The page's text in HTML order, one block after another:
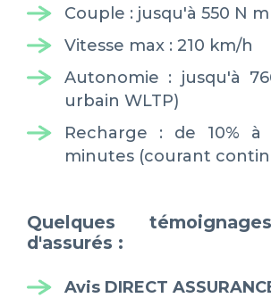
Couple : jusqu'à 550 N m
Vitesse max : 210 km/h
Autonomie : jusqu'à
urbain WLTP)
Recharge : de 10%
minutes (courant
Quelques
d'assurés :
Avis DIRECT